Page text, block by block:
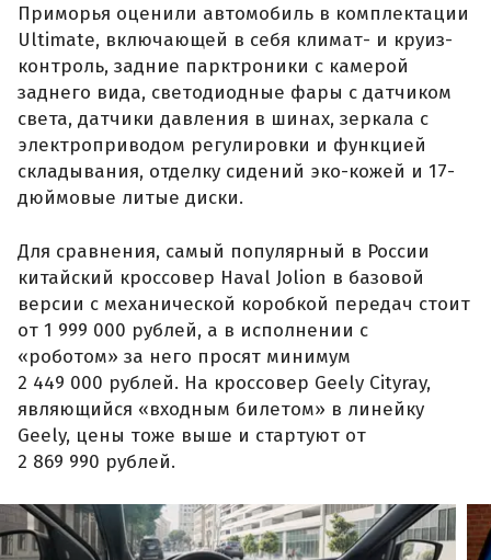
Приморья оценили автомобиль в комплектации
Ultimate, включающей в себя климат- и круиз-
контроль, задние парктроники с камерой
заднего вида, светодиодные фары с датчиком
света, датчики давления в шинах, зеркала с
электроприводом регулировки и функцией
складывания, отделку сидений эко-кожей и 17-
дюймовые литые диски.
Для сравнения, самый популярный в России
китайский кроссовер Haval Jolion в базовой
версии с механической коробкой передач стоит
от 1 999 000 рублей, а в исполнении с
«роботом» за него просят минимум
2 449 000 рублей. На кроссовер Geely Cityray,
являющийся «входным билетом» в линейку
Geely, цены тоже выше и стартуют от
2 869 990 рублей.